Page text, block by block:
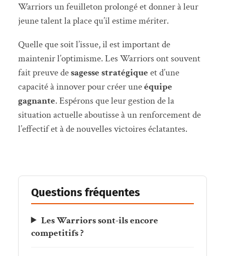
Warriors un feuilleton prolongé et donner à leur
jeune talent la place qu’il estime mériter.
Quelle que soit l’issue, il est important de
maintenir l’optimisme. Les Warriors ont souvent
fait preuve desagesse stratégique et d’une
capacité à innover pour créer uneéquipe
gagnante. Espérons que leur gestion de la
situation actuelle aboutisse à un renforcement de
l’effectif et à de nouvelles victoires éclatantes.
Questions fréquentes
Les Warriors sont-ils encore
competitifs ?